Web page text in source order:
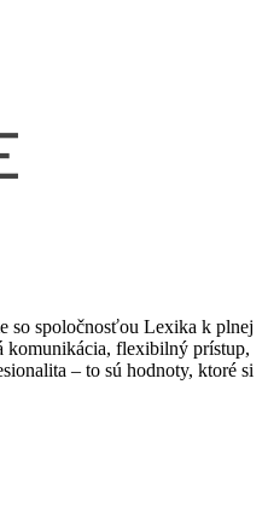
so spoločnosťou Lexika k plnej
komunikácia, flexibilný prístup,
– to sú hodnoty, ktoré si